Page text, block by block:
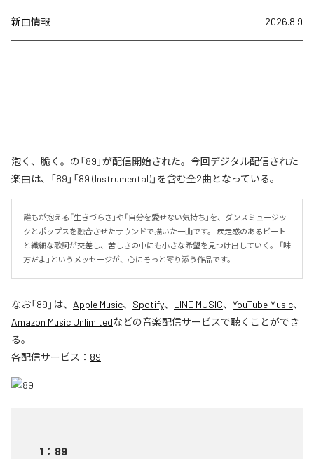
新曲情報 2026.8.9
泡く、脆く。の「89」が配信開始された。今回デジタル配信された
楽曲は、「89」「89 (Instrumental)」を含む全2曲となっている。
誰もが抱える「生きづらさ」や「自分を愛せない気持ち」を、ダンスミュージッ
クとポップスを融合させたサウンドで描いた一曲です。 疾走感のあるビート
と繊細な歌詞が交差し、苦しさの中にも小さな希望を見つけ出していく。 「味
方だよ」というメッセージが、心にそっと寄り添う作品です。
なお「89 」は、 Apple Music、 Spotify、 LINE MUSIC、 YouTube Music、
Amazon Music Unlimitedなどの音楽配信サービスで聴くことができ
る。
各配信サービス： 89
1 ： 89